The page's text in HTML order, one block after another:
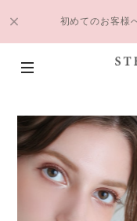
初めてのお客様